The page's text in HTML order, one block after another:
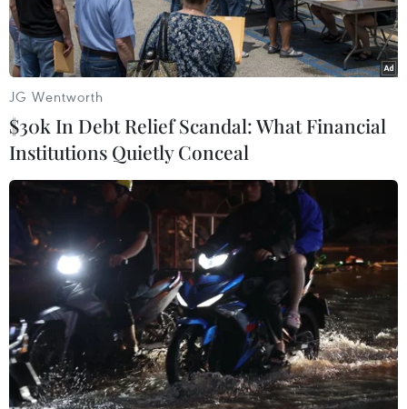
Bệnh nhân bị sốt đến khám tại Bệnh viện Hữu nghị Việt Nam-
Cuba. (Ảnh: Minh Quyết/TTXVN)
Theo Trung tâm Y tế Dự phòng Hà Nội, trong
tuần qua (từ ngày 7/7 đến 14/7), thành phố ghi
nhận 291 ca mắc sốt xuất huyết mới tại 29 quận,
JG Wentworth
$30k In Debt Relief Scandal: What Financial
Institutions Quietly Conceal